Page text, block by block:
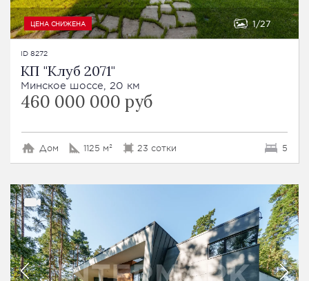
ЦЕНА СНИЖЕНА 1 27
ID 8272
КП "Клуб 2071"
Минское шоссе, 20 км
460 000 000 руб
Дом 1125 м² 23 сотки 5